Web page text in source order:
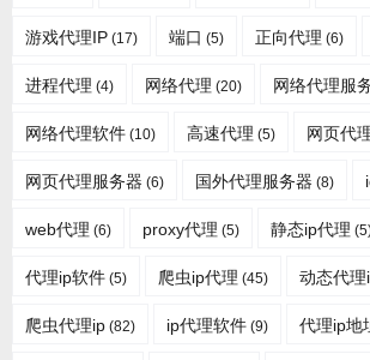
游戏代理IP (17) 端口 (5) 正向代理 (6)
进程代理 (4) 网络代理 (20) 网络代理服
网络代理软件 (10) 高速代理 (5) 网页代
网页代理服务器 (6) 国外代理服务器 (8)
web代理 (6) proxy代理 (5) 静态ip代理
代理ip软件 (5) 爬虫ip代理 (45) 动态代理
爬虫代理ip (82) ip代理软件 (9) 代理ip地